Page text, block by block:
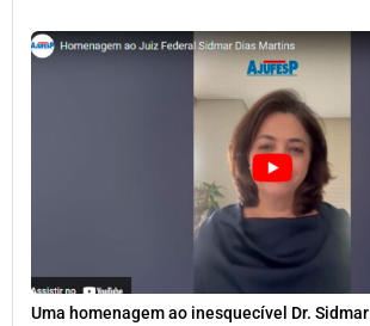
Uma homenagem ao inesquecível Dr. Sidmar